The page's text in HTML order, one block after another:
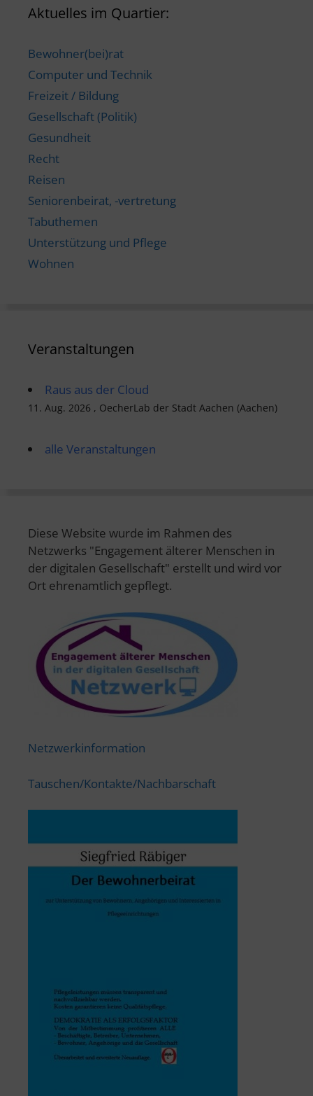
Aktuelles im Quartier:
Bewohner(bei)rat
Computer und Technik
Freizeit / Bildung
Gesellschaft (Politik)
Gesundheit
Recht
Reisen
Seniorenbeirat, -vertretung
Tabuthemen
Unterstützung und Pflege
Wohnen
Veranstaltungen
Raus aus der Cloud
11. Aug. 2026 , OecherLab der Stadt Aachen (Aachen)
alle Veranstaltungen
Diese Website wurde im Rahmen des
Netzwerks "Engagement älterer Menschen in
der digitalen Gesellschaft" erstellt und wird vor
Ort ehrenamtlich gepflegt.
Netzwerkinformation
Tauschen/Kontakte/Nachbarschaft